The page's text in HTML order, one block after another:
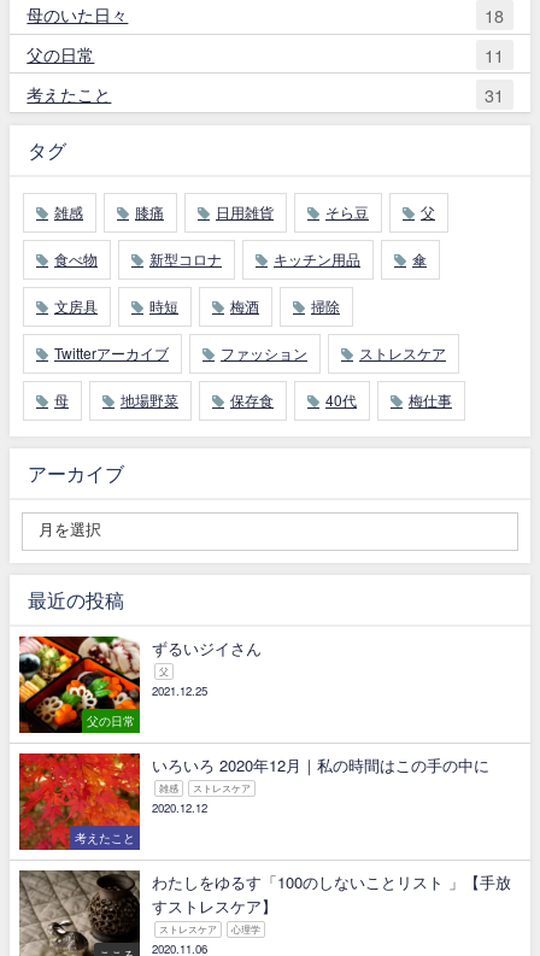
母のいた日々
18
父の日常
11
考えたこと
31
タグ
雑感 膝痛 日用雑貨 そら豆 父
食べ物 新型コロナ キッチン用品 傘
文房具 時短 梅酒 掃除
Twitterアーカイブ ファッション ストレスケア
母 地場野菜 保存食 40代 梅仕事
アーカイブ
最近の投稿
父の日常
ずるいジイさん
父
2021.12.25
考えたこと
いろいろ 2020年12月｜私の時間はこの手の中に
雑感 ストレスケア
2020.12.12
わたしをゆるす「100のしないことリスト 」【手放
すストレスケア】
ストレスケア 心理学
2020.11.06